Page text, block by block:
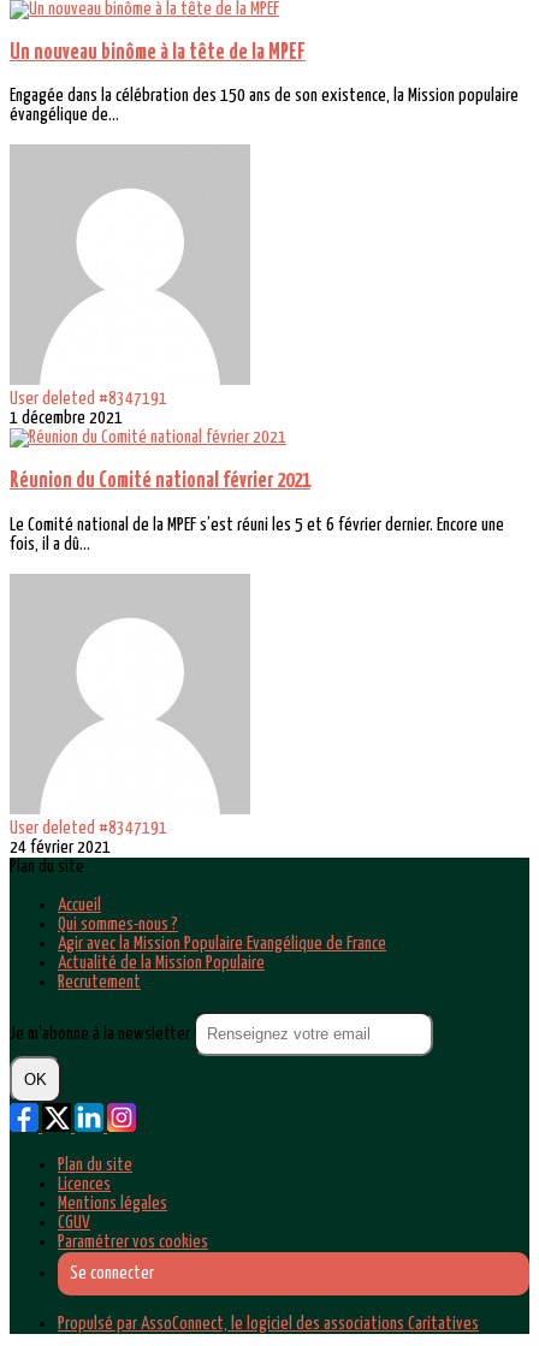
Un nouveau binôme à la tête de la MPEF
Engagée dans la célébration des 150 ans de son existence, la Mission populaire
évangélique de...
User deleted #8347191
1 décembre 2021
Réunion du Comité national février 2021
Le Comité national de la MPEF s’est réuni les 5 et 6 février dernier. Encore une
fois, il a dû...
User deleted #8347191
24 février 2021
Plan du site
Accueil
Qui sommes-nous ?
Agir avec la Mission Populaire Evangélique de France
Actualité de la Mission Populaire
Recrutement
Je m'abonne à la newsletter
OK
Plan du site
Licences
Mentions légales
CGUV
Paramétrer vos cookies
Se connecter
Propulsé par AssoConnect, le logiciel des associations Caritatives